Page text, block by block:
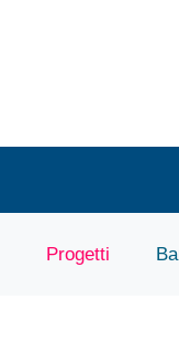
Progetti